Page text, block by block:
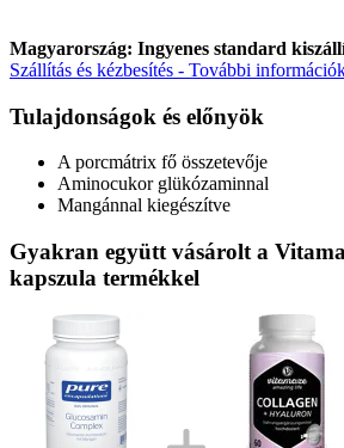
Magyarország: Ingyenes standard
Szállítás és kézbesítés - További
Tulajdonságok és előnyök
A porcmátrix fő összetevője
Aminocukor glükózaminnal
Mangánnal kiegészítve
Gyakran együtt vásárolt a
kapszula termékkel